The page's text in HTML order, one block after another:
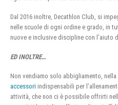
Dal 2016 inoltre, Decathlon Club, si
nelle scuole di ogni ordine e grado, in
nuove e inclusive discipline con
ED INOLTRE…
Non vendiamo solo abbigliamento,
accessori indispensabili per
attività, che non ci è possibile offrirti